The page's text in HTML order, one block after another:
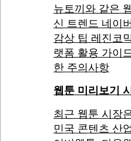
뉴토끼와 같은
신 트렌드 네이
감상 팁 레진코
랫폼 활용 가이
한 주의사항
웹툰 미리보기
최근 웹툰 시장
민국 콘텐츠 산